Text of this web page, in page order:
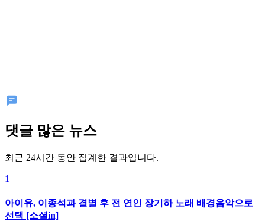
댓글 많은 뉴스
최근 24시간 동안 집계한 결과입니다.
1
아이유, 이종석과 결별 후 전 연인 장기하 노래 배경음악으로
선택 [소셜in]